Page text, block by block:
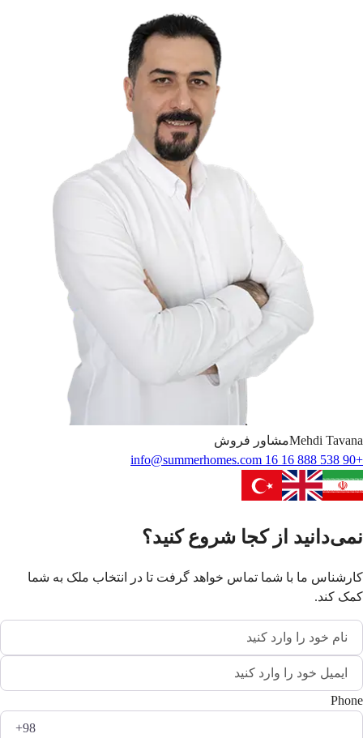
Mehdi Tavana
مشاور فروش
+90 538 888 16 16
info@summerhomes.com
نمی‌دانید از کجا شروع کنید؟
کارشناس ما با شما تماس خواهد گرفت تا در انتخاب ملک به شما
کمک کند.
Phone